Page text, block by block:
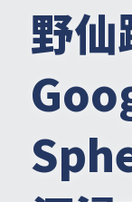
訂閱電子報
最新文章
搜索
email
野仙